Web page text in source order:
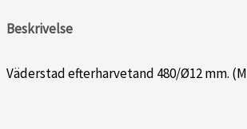
Beskrivelse
Väderstad efterharvetand 480/Ø12 mm.